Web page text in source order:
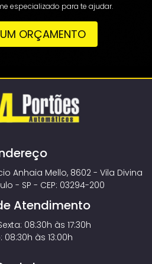
especializado para te ajudar.
ORÇAMENTO
Anhaia Mello, 8602 - Vila Divina
- SP - CEP: 03294-200
Atendimento
08:30h às 17:30h
08:30h às 13:00h